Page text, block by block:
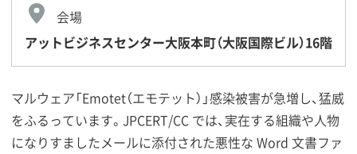
会場
アットビジネスセンター大阪本町（大阪国際ビル）16階
マルウェア「Emotet（エモテット）」感染被害が急増し、猛威
をふるっています。JPCERT/CC では、実在する組織や人物
になりすましたメールに添付された悪性な Word 文書ファ